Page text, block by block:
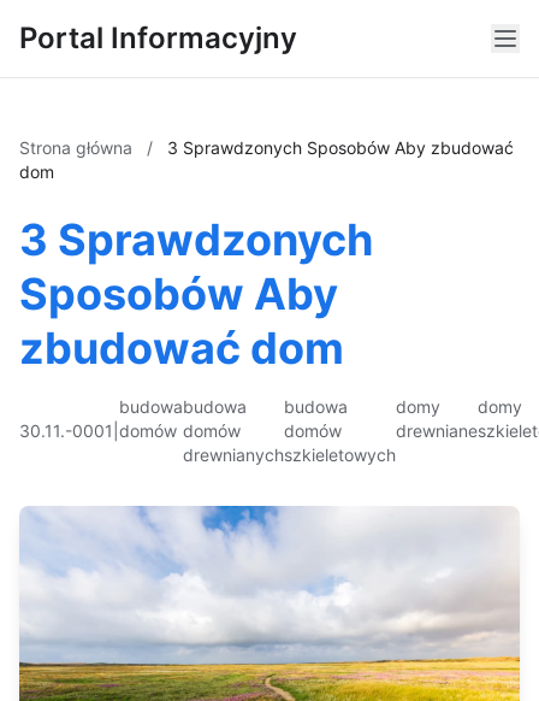
Portal Informacyjny
Strona główna /
3 Sprawdzonych Sposobów Aby zbudować
dom
3 Sprawdzonych
Sposobów Aby
zbudować dom
30.11.-0001
budowa
domów
budowa
domów
drewnianych
budowa
domów
szkieletowych
domy
drewniane
domy